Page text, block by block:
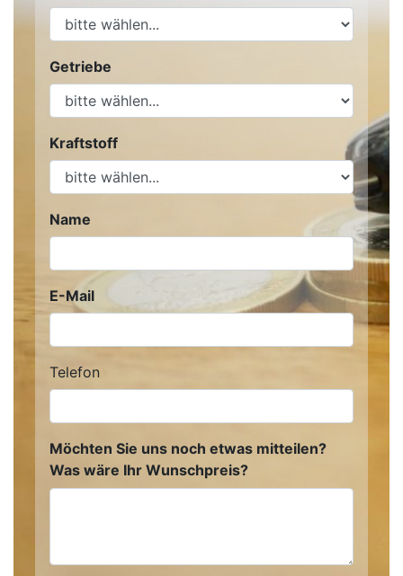
Getriebe
Kraftstoff
Name
E-Mail
Telefon
Möchten Sie uns noch etwas mitteilen?
Was wäre Ihr Wunschpreis?